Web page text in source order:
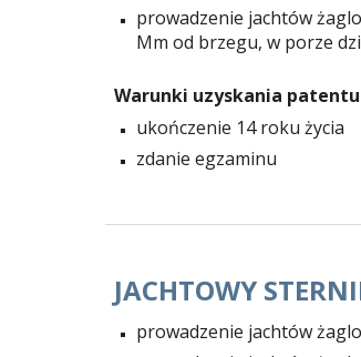
prowadzenie jachtów
Mm od brzegu, w porze
Warunki uzyskania
ukończenie 14 roku życia
zdanie egzaminu
JACHTOWY
prowadzenie jachtów